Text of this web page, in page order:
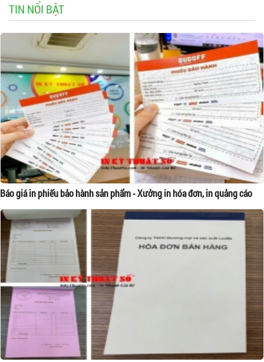
TIN NỔI BẬT
Báo giá in phiếu bảo hành sản phẩm - Xưởng in hóa đơn, in quảng cáo